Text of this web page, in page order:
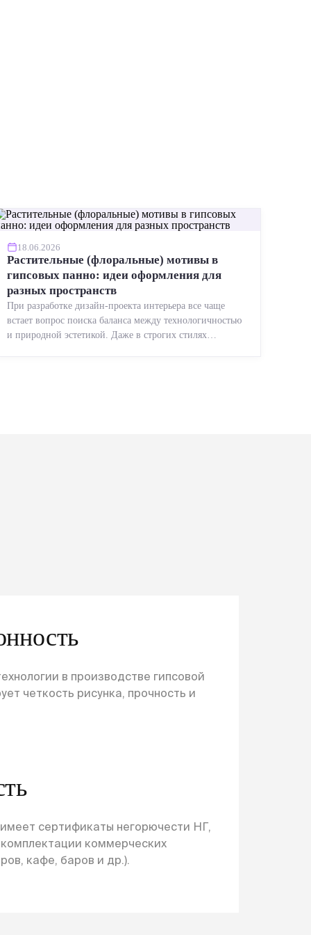
18.06.2026
Растительные (флоральные) мотивы в
гипсовых панно: идеи оформления для
разных пространств
При разработке дизайн-проекта интерьера все чаще
встает вопрос поиска баланса между технологичностью
и природной эстетикой. Даже в строгих стилях
в производстве гипсовой
четкость рисунка, прочность и
сертификаты негорючести НГ,
коммерческих
кафе, баров и др.).